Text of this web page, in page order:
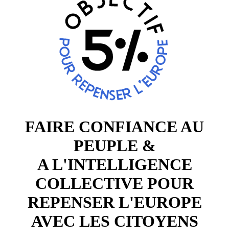
FAIRE CONFIANCE AU
PEUPLE &
A L'INTELLIGENCE
COLLECTIVE POUR
REPENSER L'EUROPE
AVEC LES CITOYENS